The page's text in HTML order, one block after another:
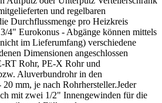
und regelbaren
Durchflussmenge pro Heizkreis
4" Eurokonus - Abgänge können mittels
im Lieferumfang) verschiedene
Dimensionen angeschlossen
RT Rohr, PE-X Rohr und
Aluverbundrohr in den
mm, je nach Rohrhersteller.Jeder
mit zwei 1/2" Innengewinden für die